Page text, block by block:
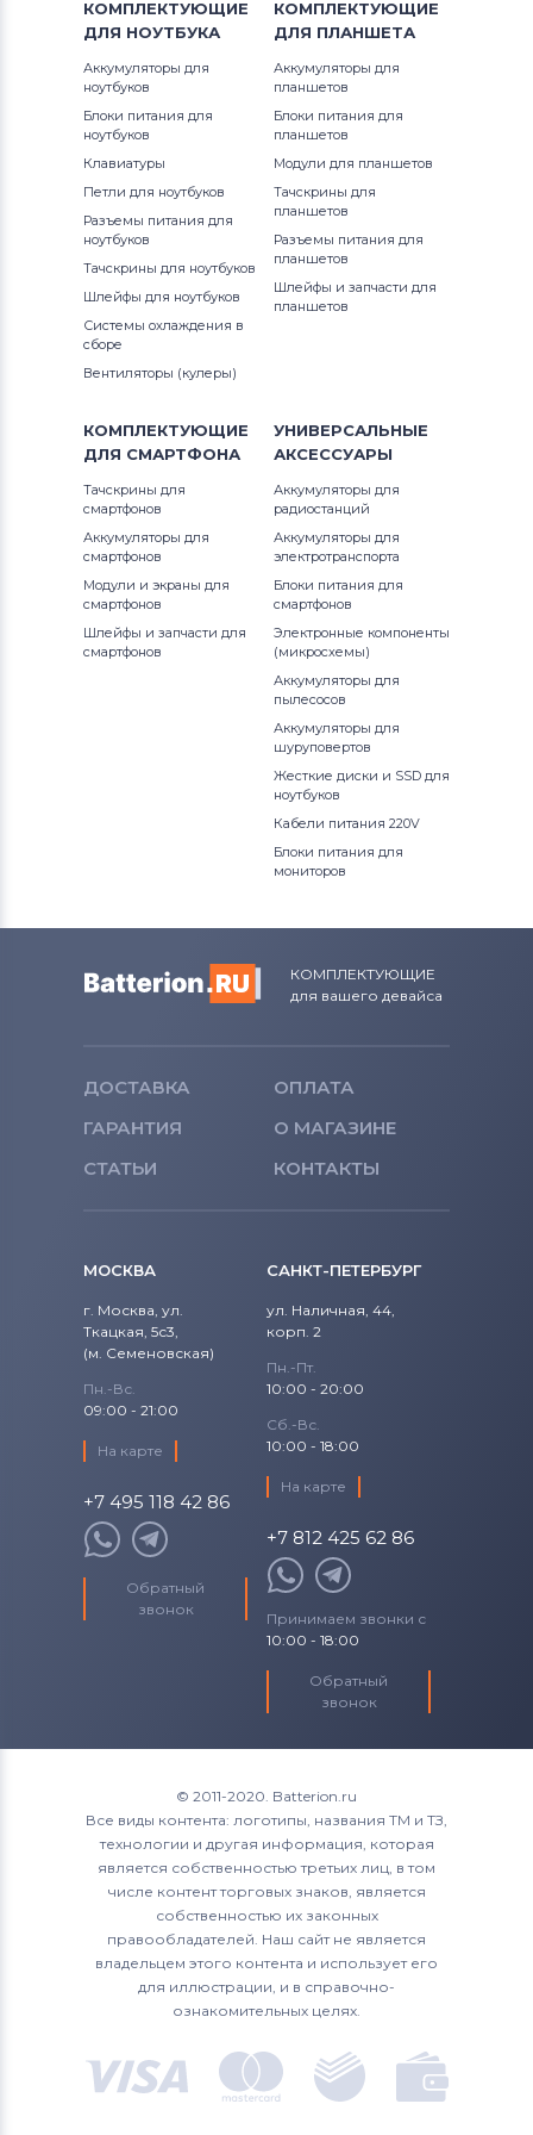
КОМПЛЕКТУЮЩИЕ
ДЛЯ НОУТБУКА
Аккумуляторы для
ноутбуков
Блоки питания для
ноутбуков
Клавиатуры
Петли для ноутбуков
Разъемы питания для
ноутбуков
Тачскрины для ноутбуков
Шлейфы для ноутбуков
Системы охлаждения в
сборе
Вентиляторы (кулеры)
КОМПЛЕКТУЮЩИЕ
ДЛЯ ПЛАНШЕТА
Аккумуляторы для
планшетов
Блоки питания для
планшетов
Модули для планшетов
Тачскрины для
планшетов
Разъемы питания для
планшетов
Шлейфы и запчасти для
планшетов
КОМПЛЕКТУЮЩИЕ
ДЛЯ СМАРТФОНА
Тачскрины для
смартфонов
Аккумуляторы для
смартфонов
Модули и экраны для
смартфонов
Шлейфы и запчасти для
смартфонов
УНИВЕРСАЛЬНЫЕ
АКСЕССУАРЫ
Аккумуляторы для
радиостанций
Аккумуляторы для
электротранспорта
Блоки питания для
смартфонов
Электронные компоненты
(микросхемы)
Аккумуляторы для
пылесосов
Аккумуляторы для
шуруповертов
Жесткие диски и SSD для
ноутбуков
Кабели питания 220V
Блоки питания для
мониторов
КОМПЛЕКТУЮЩИЕ
для вашего девайса
ДОСТАВКА
ОПЛАТА
ГАРАНТИЯ
О МАГАЗИНЕ
СТАТЬИ
КОНТАКТЫ
МОСКВА
г. Москва, ул.
Ткацкая, 5с3,
(м. Семеновская)
Пн.-Вс.
09:00 - 21:00
На карте
+7 495 118 42 86
Обратный
звонок
САНКТ-ПЕТЕРБУРГ
ул. Наличная, 44,
корп. 2
Пн.-Пт.
10:00 - 20:00
Сб.-Вс.
10:00 - 18:00
На карте
+7 812 425 62 86
Принимаем звонки с
10:00 - 18:00
Обратный
звонок
© 2011-2020. Batterion.ru
Все виды контента: логотипы, названия ТМ и ТЗ,
технологии и другая информация, которая
является собственностью третьих лиц, в том
числе контент торговых знаков, является
собственностью их законных
правообладателей. Наш сайт не является
владельцем этого контента и использует его
для иллюстрации, и в справочно-
ознакомительных целях.